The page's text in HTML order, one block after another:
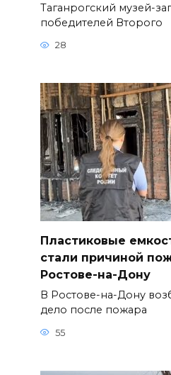
Таганрогский музей-
победителей Второго
28
Пластиковые
стали причиной
Ростове-на-Дону
В Ростове-на-Дону
дело после пожара
55